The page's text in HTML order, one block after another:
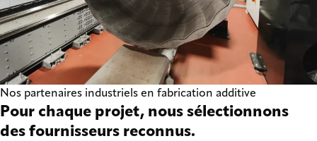
Nos partenaires industriels en fabrication additive
Pour chaque projet, nous sélectionnons
des fournisseurs reconnus.